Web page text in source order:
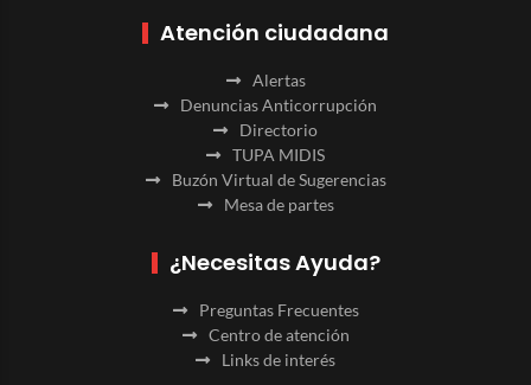
Atención ciudadana
Alertas
Denuncias Anticorrupción
Directorio
TUPA MIDIS
Buzón Virtual de Sugerencias
Mesa de partes
¿Necesitas Ayuda?
Preguntas Frecuentes
Centro de atención
Links de interés